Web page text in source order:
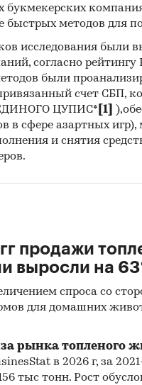
букмекерских
быстрых методов для
исследования были
согласно
были
счет СБП,
ЦУПИС* [1]
в сфере азартных
и снятия
продажи
выросли на
спроса со
для домашних
рынка топленого
в 2026 г, за
тыс тонн. Рост